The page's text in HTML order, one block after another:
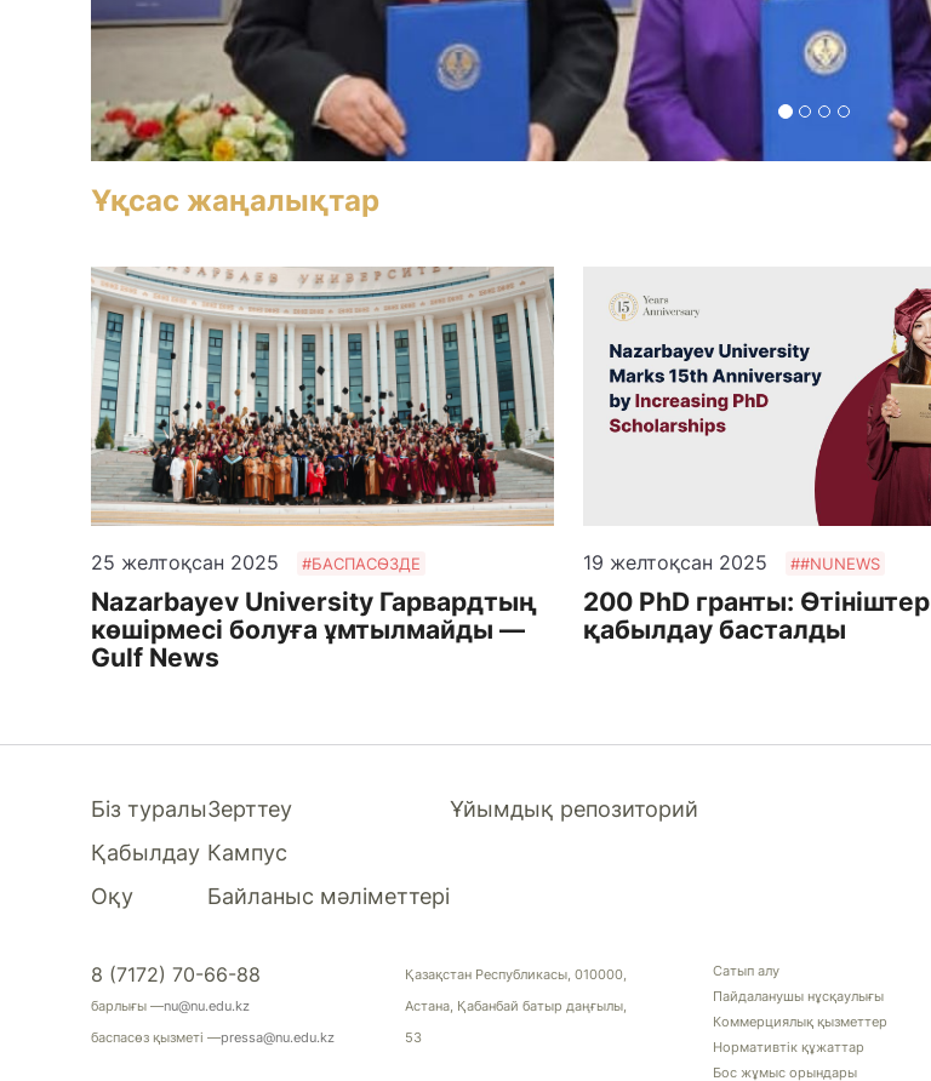
Ұқсас жаңалықтар
25 желтоқсан 2025 #БАСПАСӨЗДЕ
Nazarbayev University Гарвардтың
көшірмесі болуға ұмтылмайды —
Gulf News
19 желтоқсан 2025 ##NUNEWS
200 PhD гранты: Өтініштер
қабылдау басталды
Біз туралы
Қабылдау
Оқу
Зерттеу
Кампус
Байланыс мәліметтері
Ұйымдық репозиторий
8 (7172) 70-66-88
барлығы —nu@nu.edu.kz
баспасөз қызметі —pressa@nu.edu.kz
Қазақстан Республикасы, 010000,
Астана, Қабанбай батыр даңғылы,
53
Сатып алу
Пайдаланушы нұсқаулығы
Коммерциялық қызметтер
Нормативтік құжаттар
Бос жұмыс орындары